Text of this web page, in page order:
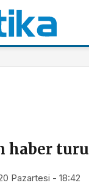
haber turu
Pazartesi - 18:42